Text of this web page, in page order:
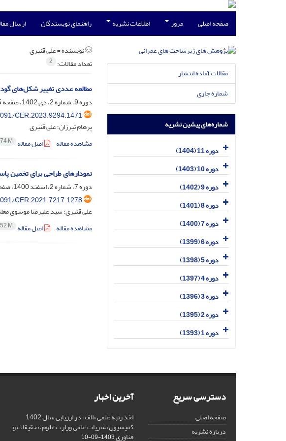
صفحه اصلی مرور اطلاعات نشریه راهنمای نویسندگان ارسال
نویسنده =علی قنبری
تعداد مقالات: 2
مطالعه عددی تغییر شکل‌های
دوره 9، شماره 2، دی 1402، صفحه
CER.2023.9294.1471
پرهام تیرزان؛ علی قنبری
مشاهده مقاله
اصل مقاله M
نمودارهای طراحی برای تخمین
دوره 7، شماره 2، اسفند 1400، صفحه
CER.2021.7217.1278
علی قنبری؛ سید علیرضا موسوی
مشاهده مقاله
اصل مقاله M
مقالات آماده انتشار
شماره جاری
شماره‌های پیشین نشریه
دوره 11 (1404)
دوره 10 (1403)
دوره 9 (1402)
دوره 8 (1401)
دوره 7 (1400)
دوره 6 (1399)
دوره 5 (1398)
دوره 4 (1397)
دوره 3 (1396)
دوره 2 (1395)
دوره 1 (1393)
دسترسی سریع
صفحه اصلی
درباره نشریه
آخرین اخبار
اخذ رتبه علمی «الف» در ارزیابی سال 1402
کمیسیون نشریات علمی وزارت علوم، تحقیقات و
فناوری1403-09-10